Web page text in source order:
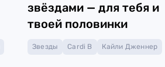
звёздами — для тебя и
твоей половинки
Звезды Cardi B Кайли Дженнер